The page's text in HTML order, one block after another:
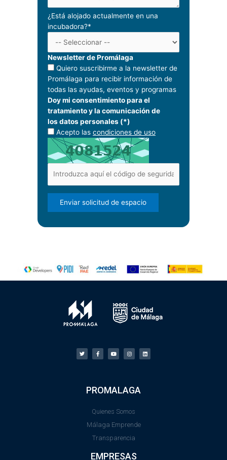
¿Está alojado actualmente en una
incubadora?*
Newsletter de Promálaga
Quiero suscribirme a la newsletter de
Promálaga para recibir información de
todas las ayudas, eventos y programas
Doy mi consentimiento para el
tratamiento y la comunicación de
los datos personales (*)
Acepto las condiciones de uso
PROMALAGA
Quienes Somos
Málaga Emprende
Transparencia
EMPRESAS